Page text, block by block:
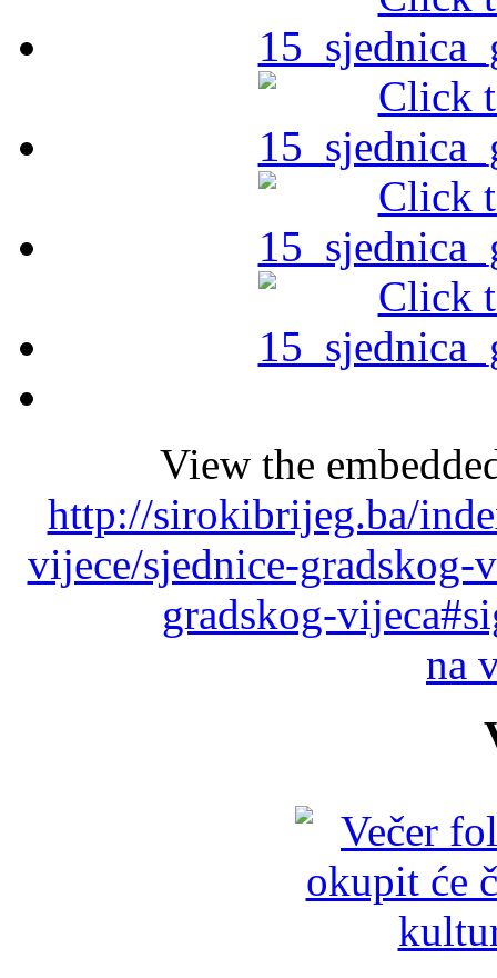
View the
http://sirokibrijeg.ba/
vijece/sjednice-gradskog-
gradskog-
na